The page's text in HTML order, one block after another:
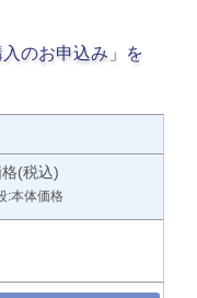
のお申込み」を
(税込)
:本体価格